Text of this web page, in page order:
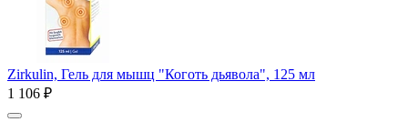
Zirkulin, Гель для мышц "Коготь дьявола", 125 мл
1 106 ₽